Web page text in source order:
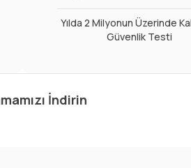
Yılda 2 Milyonun Üzerinde
Güvenlik Testi
İndirin